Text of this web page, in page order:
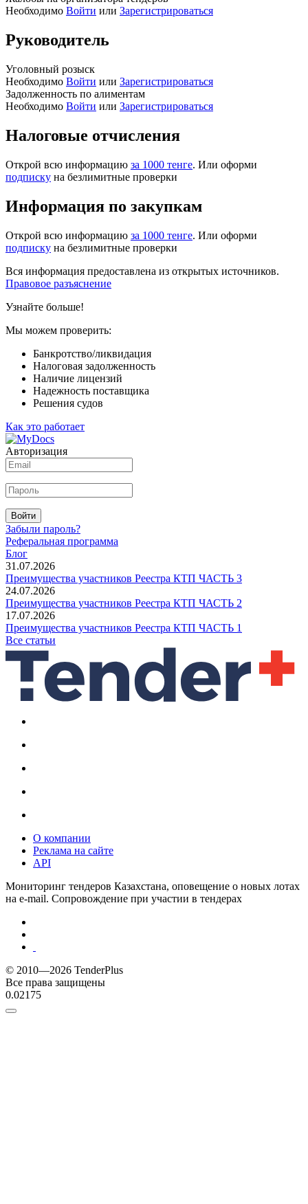
Необходимо Войти или Зарегистрироваться
Руководитель
Уголовный розыск
Необходимо Войти или Зарегистрироваться
Задолженность по алиментам
Необходимо Войти или Зарегистрироваться
Налоговые отчисления
Открой всю информацию за 1000 тенге. Или оформи
подписку на безлимитные проверки
Информация по закупкам
Открой всю информацию за 1000 тенге. Или оформи
подписку на безлимитные проверки
Вся информация предоставлена из открытых источников.
Правовое разъяснение
Узнайте больше!
Мы можем проверить:
Банкротство/ликвидация
Налоговая задолженность
Наличие лицензий
Надежность поставщика
Решения судов
Как это работает
Авторизация
Войти
Забыли пароль?
Реферальная программа
Блог
31.07.2026
Преимущества участников Реестра КТП ЧАСТЬ 3
24.07.2026
Преимущества участников Реестра КТП ЧАСТЬ 2
17.07.2026
Преимущества участников Реестра КТП ЧАСТЬ 1
Все статьи
О компании
Реклама на сайте
API
Мониторинг тендеров Казахстана, оповещение о новых лотах
на e-mail. Сопровождение при участии в тендерах
© 2010—2026 TenderPlus
Все права защищены
0.02175